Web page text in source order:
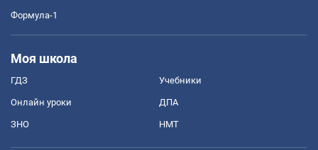
Формула-1
Моя школа
ГДЗ Учебники
Онлайн уроки ДПА
ЗНО НМТ